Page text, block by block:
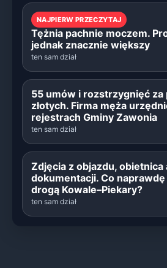
NAJPIERW PRZECZYTAJ
Tężnia pachnie moczem.
jednak znacznie większy
ten sam dział
55 umów i rozstrzygnięć za
złotych. Firma męża
rejestrach Gminy Zawonia
ten sam dział
Zdjęcia z objazdu,
dokumentacji. Co
drogą Kowale–Piekary?
ten sam dział